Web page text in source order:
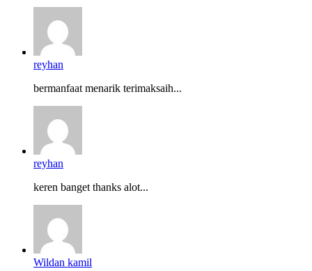
reyhan
bermanfaat menarik terimaksaih...
reyhan
keren banget thanks alot...
Wildan kamil